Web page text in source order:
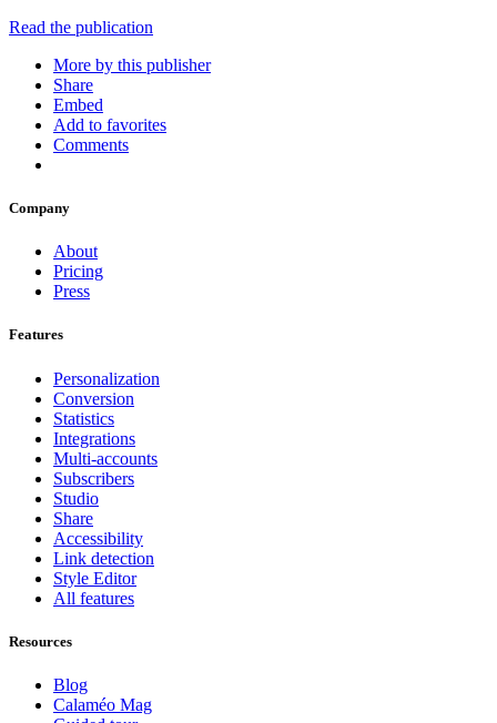
Read the publication
More by this publisher
Share
Embed
Add to favorites
Comments
Company
About
Pricing
Press
Features
Personalization
Conversion
Statistics
Integrations
Multi-accounts
Subscribers
Studio
Share
Accessibility
Link detection
Style Editor
All features
Resources
Blog
Calaméo Mag